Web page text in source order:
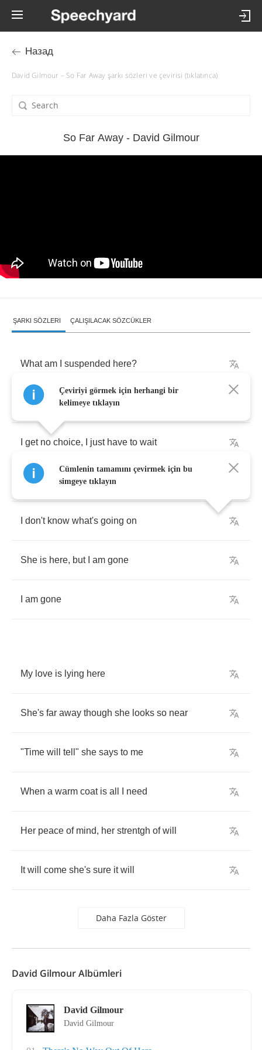
Назад
David Gilmour – So Far Away şarkı sözleri ve çevirisi (tıklatınca)
So Far Away - David Gilmour
ŞARKI SÖZLERI ÇALIŞILACAK SÖZCÜKLER
What am suspended here?
Should kid myself that I
get no choice, just have to wait
It may already be too late
don't know what's going on
She is here, but am gone
am gone
My love is lying here
She's far away though she looks so near
"Time will tell " she says to me
When a warm coat is all need
Her peace of mind, her strentgh of will
It will come she's sure it will
Daha Fazla Göster
Çeviriyi görmek için herhangi bir
kelimeye tıklayın
Cümlenin tamamını çevirmek için bu
simgeye tıklayın
David Gilmour Albümleri
David Gilmour
David Gilmour